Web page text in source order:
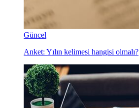
Güncel
Anket: Yılın kelimesi hangisi olmalı?